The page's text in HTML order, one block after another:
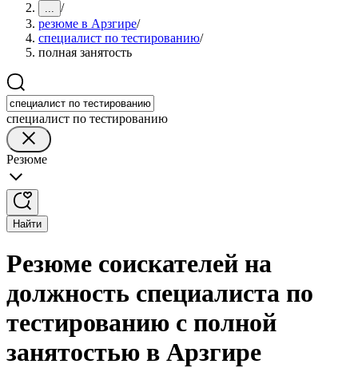
... /
резюме в Арзгире/
специалист по тестированию/
полная занятость
специалист по тестированию
Резюме
Найти
Резюме соискателей на
должность специалиста по
тестированию с полной
занятостью в Арзгире